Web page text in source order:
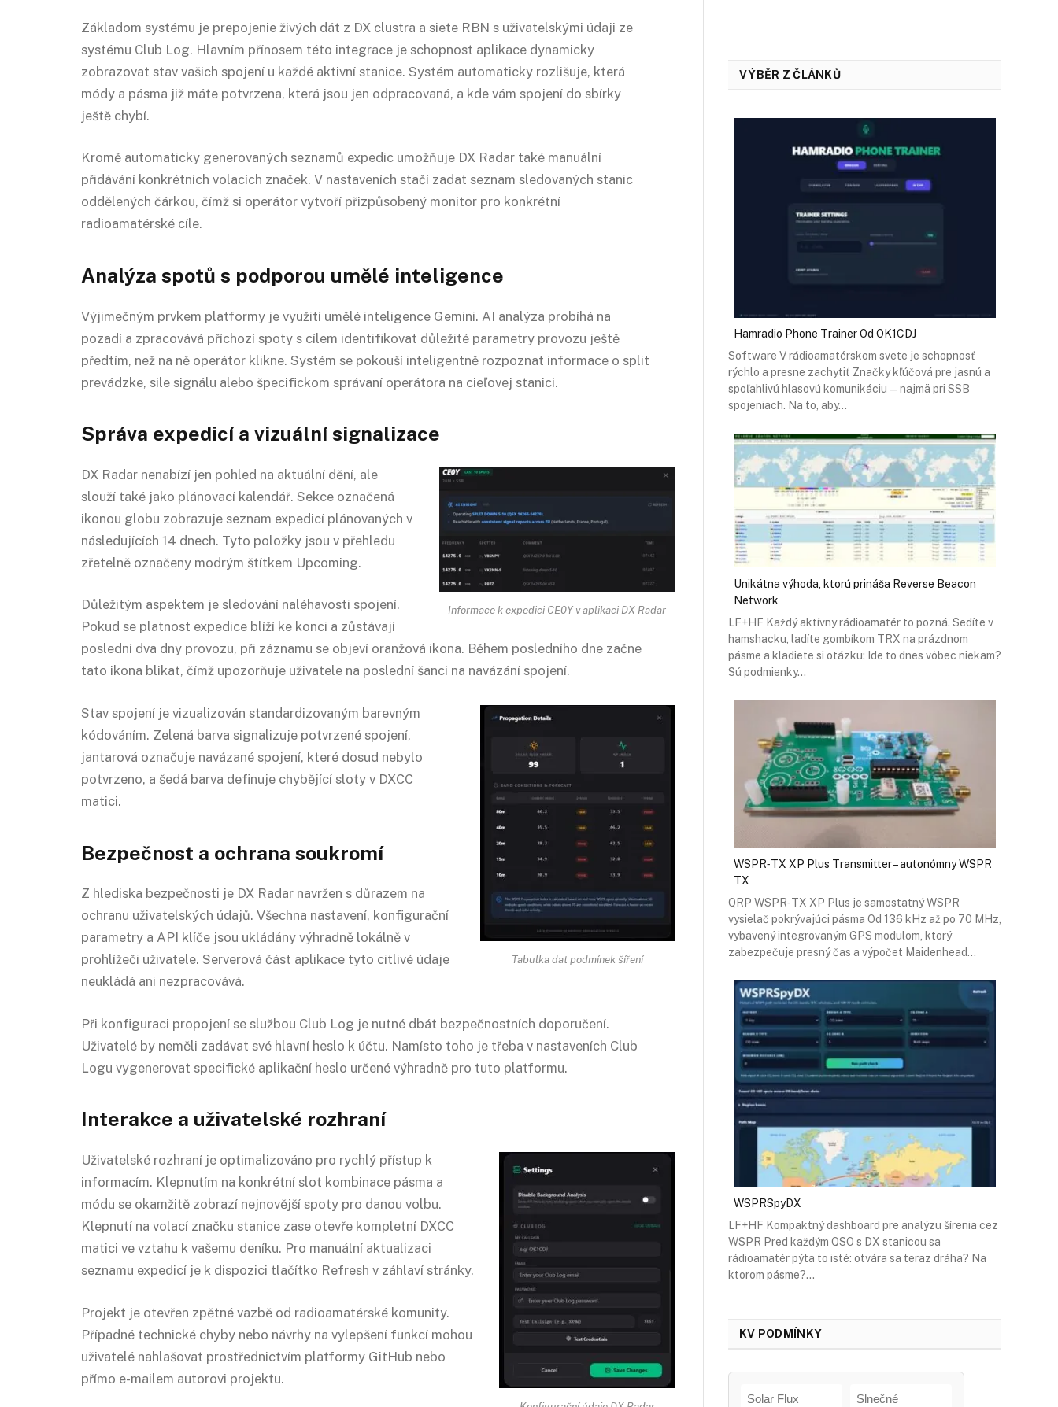
Základom systému je prepojenie živých dát z DX clustra a siete RBN s uživatelskými údaji ze
systému Club Log. Hlavním přínosem této integrace je schopnost aplikace dynamicky
zobrazovat stav vašich spojení u každé aktivní stanice. Systém automaticky rozlišuje, která
módy a pásma již máte potvrzena, která jsou jen odpracovaná, a kde vám spojení do sbírky
ještě chybí.
Kromě automaticky generovaných seznamů expedic umožňuje DX Radar také manuální
přidávání konkrétních volacích značek. V nastaveních stačí zadat seznam sledovaných stanic
oddělených čárkou, čímž si operátor vytvoří přizpůsobený monitor pro konkrétní
radioamatérské cíle.
Analýza spotů s podporou umělé inteligence
Výjimečným prvkem platformy je využití umělé inteligence Gemini. AI analýza probíhá na
pozadí a zpracovává příchozí spoty s cílem identifikovat důležité parametry provozu ještě
předtím, než na ně operátor klikne. Systém se pokouší inteligentně rozpoznat informace o split
prevádzke, sile signálu alebo špecifickom správaní operátora na cieľovej stanici.
Správa expedicí a vizuální signalizace
Informace k expedici CE0Y v aplikaci DX Radar
DX Radar nenabízí jen pohled na aktuální dění, ale
slouží také jako plánovací kalendář. Sekce označená
ikonou globu zobrazuje seznam expedicí plánovaných v
následujících 14 dnech. Tyto položky jsou v přehledu
zřetelně označeny modrým štítkem Upcoming.
Důležitým aspektem je sledování naléhavosti spojení.
Pokud se platnost expedice blíží ke konci a zůstávají
poslední dva dny provozu, při záznamu se objeví oranžová ikona. Během posledního dne začne
tato ikona blikat, čímž upozorňuje uživatele na poslední šanci na navázání spojení.
Tabulka dat podmínek šíření
Stav spojení je vizualizován standardizovaným barevným
kódováním. Zelená barva signalizuje potvrzené spojení,
jantarová označuje navázané spojení, které dosud nebylo
potvrzeno, a šedá barva definuje chybějící sloty v DXCC
matici.
Bezpečnost a ochrana soukromí
Z hlediska bezpečnosti je DX Radar navržen s důrazem na
ochranu uživatelských údajů. Všechna nastavení, konfigurační
parametry a API klíče jsou ukládány výhradně lokálně v
prohlížeči uživatele. Serverová část aplikace tyto citlivé údaje
neukládá ani nezpracovává.
Při konfiguraci propojení se službou Club Log je nutné dbát bezpečnostních doporučení.
Uživatelé by neměli zadávat své hlavní heslo k účtu. Namísto toho je třeba v nastaveních Club
Logu vygenerovat specifické aplikační heslo určené výhradně pro tuto platformu.
Interakce a uživatelské rozhraní
Uživatelské rozhraní je optimalizováno pro rychlý přístup k
informacím. Klepnutím na konkrétní slot kombinace pásma a
módu se okamžitě zobrazí nejnovější spoty pro danou volbu.
Klepnutí na volací značku stanice zase otevře kompletní DXCC
matici ve vztahu k vašemu deníku. Pro manuální aktualizaci
seznamu expedicí je k dispozici tlačítko Refresh v záhlaví stránky.
Projekt je otevřen zpětné vazbě od radioamatérské komunity.
Případné technické chyby nebo návrhy na vylepšení funkcí mohou
uživatelé nahlašovat prostřednictvím platformy GitHub nebo
přímo e-mailem autorovi projektu.
VÝBĚR Z ČLÁNKŮ
Hamradio Phone Trainer Od OK1CDJ
Software V rádioamatérskom svete je schopnosť
rýchlo a presne zachytiť Značky kľúčová pre jasnú a
spoľahlivú hlasovú komunikáciu — najmä pri SSB
spojeniach. Na to, aby…
Unikátna výhoda, ktorú prináša Reverse Beacon
Network
LF+HF Každý aktívny rádioamatér to pozná. Sedíte v
hamshacku, ladíte gombíkom TRX na prázdnom
pásme a kladiete si otázku: Ide to dnes vôbec niekam?
Sú podmienky…
WSPR‑TX XP Plus Transmitter – autonómny WSPR
TX
QRP WSPR‑TX XP Plus je samostatný WSPR
vysielač pokrývajúci pásma Od 136 kHz až po 70 MHz,
vybavený integrovaným GPS modulom, ktorý
zabezpečuje presný čas a výpočet Maidenhead…
WSPRSpyDX
LF+HF Kompaktný dashboard pre analýzu šírenia cez
WSPR Pred každým QSO s DX stanicou sa
rádioamatér pýta to isté: otvára sa teraz dráha? Na
ktorom pásme?…
KV PODMÍNKY
Solar Flux Slnečné